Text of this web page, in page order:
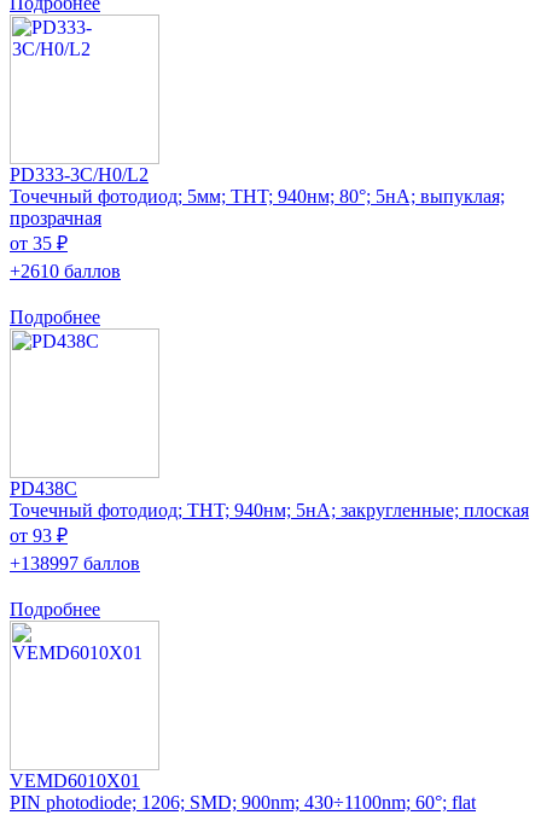
PD333-3C/H0/L2
Точечный фотодиод; 5мм; THT; 940нм; 80°; 5нА; выпуклая;
прозрачная
от 35 ₽
+2610 баллов
Подробнее
PD438C
Точечный фотодиод; THT; 940нм; 5нА; закругленные; плоская
от 93 ₽
+138997 баллов
Подробнее
VEMD6010X01
PIN photodiode; 1206; SMD; 900nm; 430÷1100nm; 60°; flat